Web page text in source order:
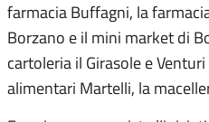
farmacia Buffagni, la
Borzano e il mini market di
cartoleria il Girasole e
alimentari Martelli, la